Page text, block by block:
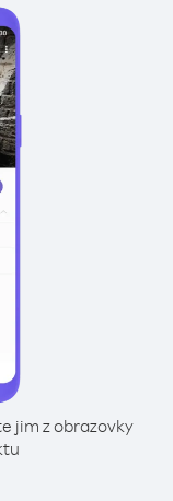
jim z obrazovky